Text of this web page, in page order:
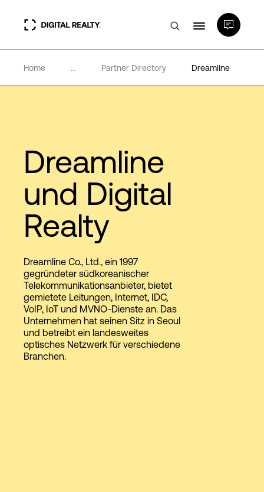
Rechenzentren
Wissenswertes
Über uns
Language
Login
Home ... Partner Directory Dreamline
Dreamline
und Digital
Realty
Dreamline Co., Ltd., ein 1997
gegründeter südkoreanischer
Telekommunikationsanbieter, bietet
gemietete Leitungen, Internet, IDC,
VoIP, IoT und MVNO-Dienste an. Das
Unternehmen hat seinen Sitz in Seoul
und betreibt ein landesweites
optisches Netzwerk für verschiedene
Branchen.